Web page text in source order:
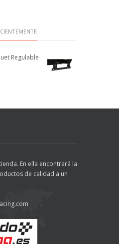
Regulable
En ella encontrará la
de calidad a un